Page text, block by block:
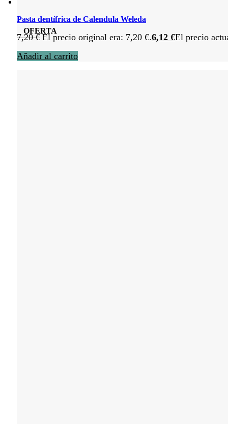
OFERTA
Pasta dentífrica de Calendula Weleda
7,20€ El precio original era: 7,20 €.6,12 €El precio
Añadir al carrito